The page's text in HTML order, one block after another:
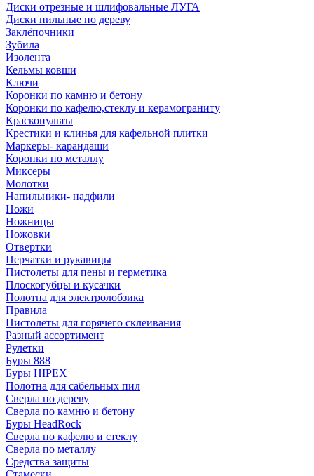
Диски отрезные и шлифовальные ЛУГА
Диски пильные по дереву
Заклёпочники
Зубила
Изолента
Кельмы ковши
Ключи
Коронки по камню и бетону
Коронки по кафелю,стеклу и керамограниту
Краскопульты
Крестики и клинья для кафельной плитки
Маркеры- карандаши
Коронки по металлу
Миксеры
Молотки
Напильники- надфили
Ножи
Ножницы
Ножовки
Отвертки
Перчатки и рукавицы
Пистолеты для пены и герметика
Плоскогубцы и кусачки
Полотна для электролобзика
Правила
Пистолеты для горячего склеивания
Разный ассортимент
Рулетки
Буры 888
Буры HIPEX
Полотна для сабельных пил
Сверла по дереву
Сверла по камню и бетону
Буры HeadRock
Сверла по кафелю и стеклу
Сверла по металлу
Средства защиты